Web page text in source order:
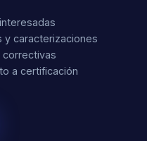
y caracterizaciones
correctivas
a certificación